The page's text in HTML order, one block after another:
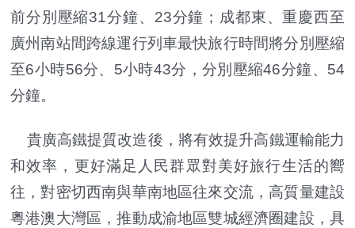
前分別壓縮31分鐘、23分鐘；成都東、重慶西至
廣州南站間跨線運行列車最快旅行時間將分別壓縮
至6小時56分、5小時43分，分別壓縮46分鐘、54
分鐘。
貴廣高鐵提質改造後，將有效提升高鐵運輸能力
和效率，更好滿足人民群眾對美好旅行生活的嚮
往，對密切西南與華南地區往來交流，高質量建設
粵港澳大灣區，推動成渝地區雙城經濟圈建設，具